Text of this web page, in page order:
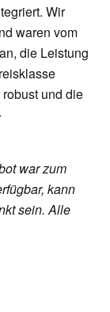
Wir
waren vom
die Leistung
und die
war zum
kann
sein. Alle